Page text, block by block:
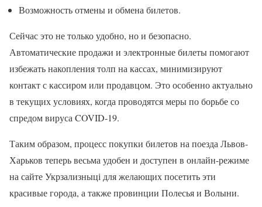
Возможность отмены и обмена билетов.
Сейчас это не только удобно, но и безопасно.
Автоматические продажи и электронные билеты помогают
избежать накопления толп на кассах, минимизируют
контакт с кассиром или продавцом. Это особенно актуально
в текущих условиях, когда проводятся меры по борьбе со
спредом вируса COVID-19.
Таким образом, процесс покупки билетов на поезда Львов-
Харьков теперь весьма удобен и доступен в онлайн-режиме
на сайте Укрзализныці для желающих посетить эти
красивые города, а также провинции Полесья и Волыни.